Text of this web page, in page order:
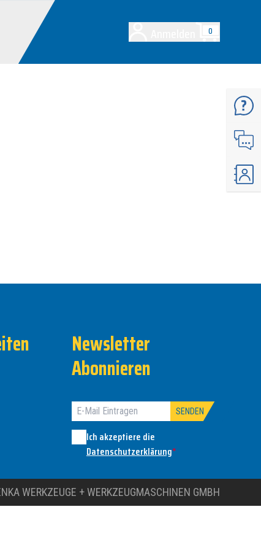
0
Newsletter
Abonnieren
SENDEN
Ich akzeptiere die
Datenschutzerklärung*
WERKZEUGE + WERKZEUGMASCHINEN GMBH